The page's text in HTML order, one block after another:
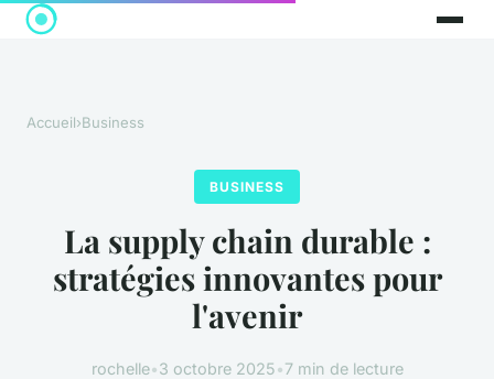
Accueil›Business
BUSINESS
La supply chain durable :
stratégies innovantes pour
l'avenir
rochelle•3 octobre 2025•7 min de lecture